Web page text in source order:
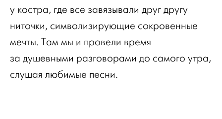
у костра, где все завязывали друг другу
ниточки, символизирующие сокровенные
мечты. Там мы и провели время
за душевными разговорами до самого утра,
слушая любимые песни.